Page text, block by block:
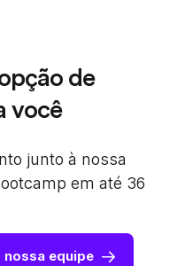
de
você
junto à nossa
em até 36
nossa equipe